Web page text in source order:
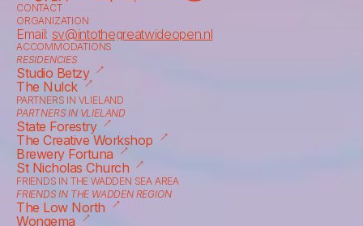
CONTACT
ORGANIZATION
Email: sv@intothegreatwideopen.nl
ACCOMMODATIONS
RESIDENCIES
Studio Betzy ⟶
The Nulck ⟶
PARTNERS IN VLIELAND
PARTNERS IN VLIELAND
State Forestry ⟶
The Creative Workshop ⟶
Brewery Fortuna ⟶
St Nicholas Church ⟶
FRIENDS IN THE WADDEN SEA AREA
FRIENDS IN THE WADDEN REGION
The Low North ⟶
Wongema ⟶